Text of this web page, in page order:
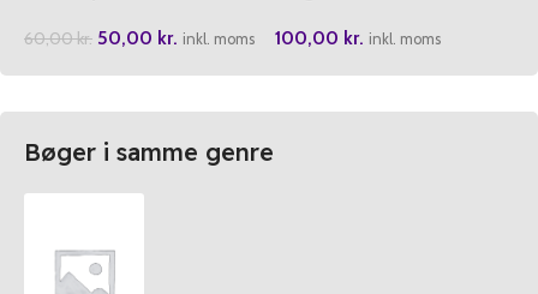
60,00kr. 50,00 kr. inkl. moms 100,00 kr. inkl. moms
Bøger i samme genre